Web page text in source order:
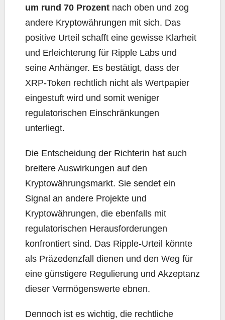
um rund 70 Prozent nach oben und zog
andere Kryptowährungen mit sich. Das
positive Urteil schafft eine gewisse Klarheit
und Erleichterung für Ripple Labs und
seine Anhänger. Es bestätigt, dass der
XRP-Token rechtlich nicht als Wertpapier
eingestuft wird und somit weniger
regulatorischen Einschränkungen
unterliegt.
Die Entscheidung der Richterin hat auch
breitere Auswirkungen auf den
Kryptowährungsmarkt. Sie sendet ein
Signal an andere Projekte und
Kryptowährungen, die ebenfalls mit
regulatorischen Herausforderungen
konfrontiert sind. Das Ripple-Urteil könnte
als Präzedenzfall dienen und den Weg für
eine günstigere Regulierung und Akzeptanz
dieser Vermögenswerte ebnen.
Dennoch ist es wichtig, die rechtliche